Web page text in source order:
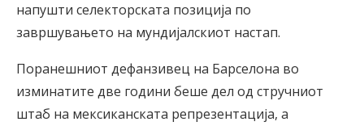
напушти селекторската позиција по
завршувањето на мундијалскиот настап.
Поранешниот дефанзивец на Барселона во
изминатите две години беше дел од стручниот
штаб на мексиканската репрезентација, а